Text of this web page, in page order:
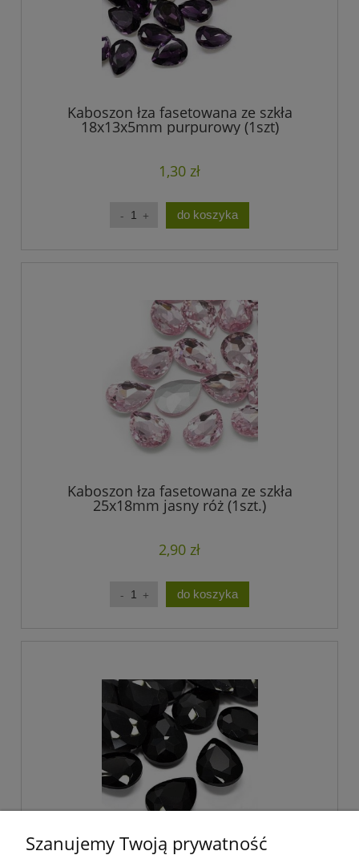
Kaboszon łza fasetowana ze szkła
18x13x5mm purpurowy (1szt)
1,30 zł
do koszyka
Kaboszon łza fasetowana ze szkła
25x18mm jasny róż (1szt.)
2,90 zł
do koszyka
Szanujemy Twoją prywatność